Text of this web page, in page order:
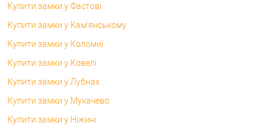
Купити замки у Фастові
Купити замки у Кам'янському
Купити замки у Коломиї
Купити замки у Ковелі
Купити замки у Лубнах
Купити замки у Мукачево
Купити замки у Ніжині